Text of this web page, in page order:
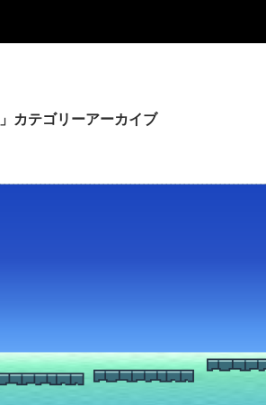
カテゴリーアーカイブ